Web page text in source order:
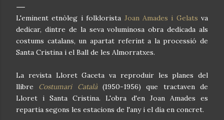
L'eminent etnòleg i folklorista Joan Amades i Gelats va
dedicar, dintre de la seva voluminosa obra dedicada als
costums catalans, un apartat referint a la processió de
Santa Cristina i el Ball de les Almorratxes.
La revista Lloret Gaceta va reproduir les planes del
llibre Costumari Català(1950-1956) que tractaven de
Lloret i Santa Cristina. L'obra d'en Joan Amades es
repartia segons les estacions de l'any i el dia en concret.